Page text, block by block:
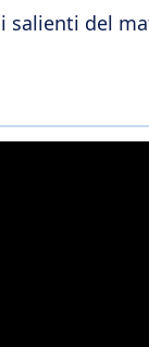
salienti del